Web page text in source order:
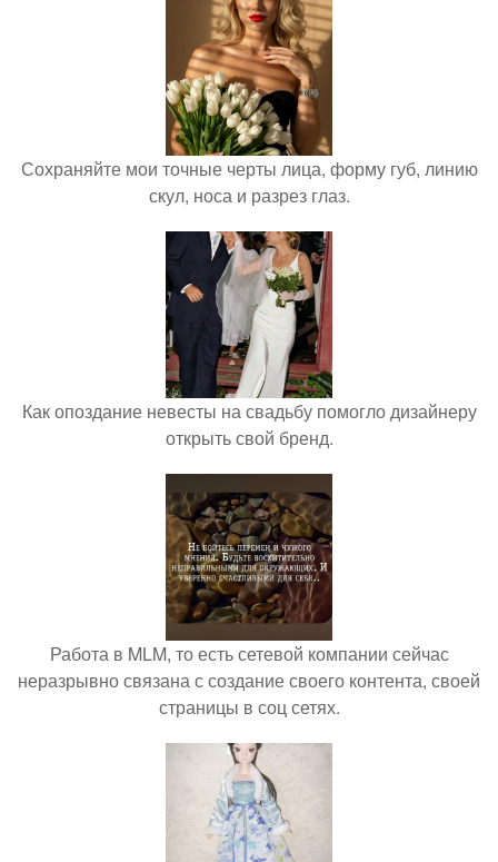
Сохраняйте мои точные черты лица, форму губ, линию
скул, носа и разрез глаз.
Как опоздание невесты на свадьбу помогло дизайнеру
открыть свой бренд.
Работа в MLM, то есть сетевой компании сейчас
неразрывно связана с создание своего контента, своей
страницы в соц сетях.